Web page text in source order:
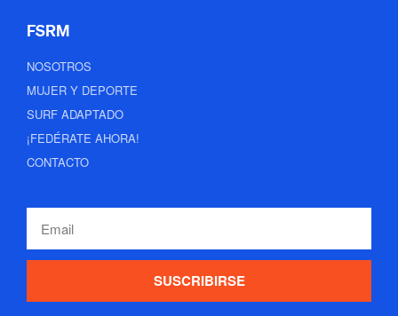
FSRM
NOSOTROS
MUJER Y DEPORTE
SURF ADAPTADO
¡FEDÉRATE AHORA!
CONTACTO
SUSCRIBIRSE